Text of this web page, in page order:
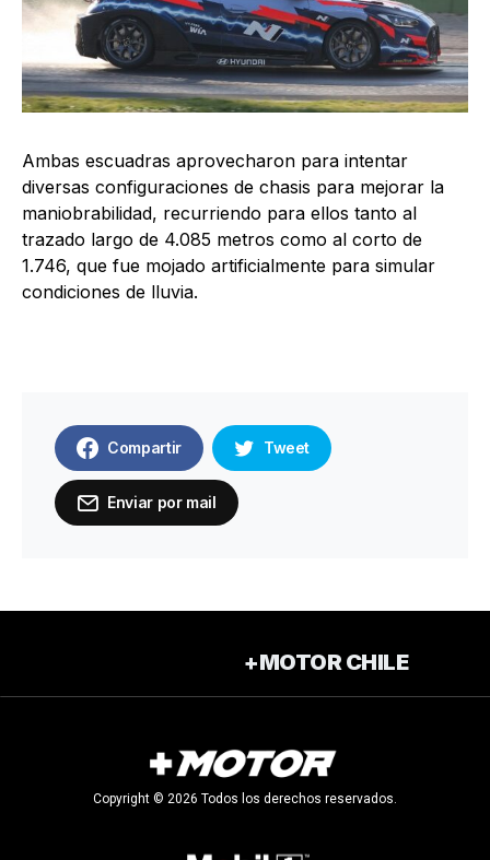
Ambas escuadras aprovecharon para intentar
diversas configuraciones de chasis para mejorar la
maniobrabilidad, recurriendo para ellos tanto al
trazado largo de 4.085 metros como al corto de
1.746, que fue mojado artificialmente para simular
condiciones de lluvia.
Compartir Tweet
Enviar por mail
+MOTOR CHILE
Copyright © 2026 Todos los derechos reservados.